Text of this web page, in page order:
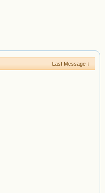
Last Message ↓